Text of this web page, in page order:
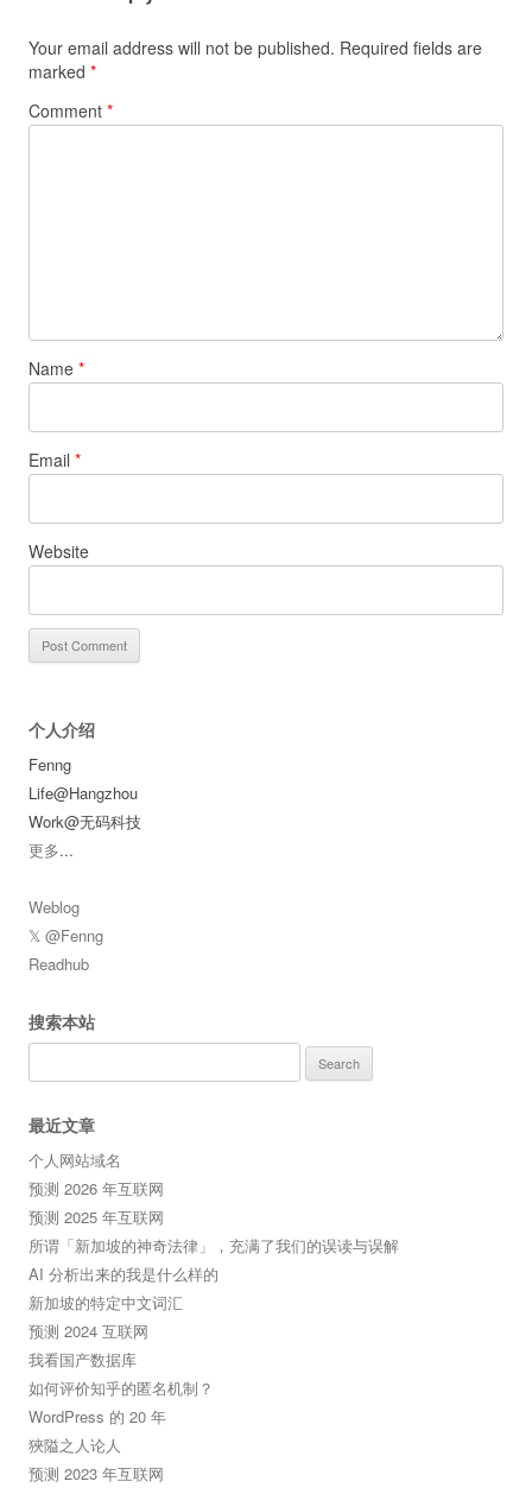
Your email address will not be published. Required fields are
marked *
Comment *
Name *
Email *
Website
个人介绍
Fenng
Life@Hangzhou
Work@无码科技
更多...
Weblog
𝕏 @Fenng
Readhub
搜索本站
for:
最近文章
个人网站域名
预测 2026 年互联网
预测 2025 年互联网
所谓「新加坡的神奇法律」，充满了我们的误读与误解
AI 分析出来的我是什么样的
新加坡的特定中文词汇
预测 2024 互联网
我看国产数据库
如何评价知乎的匿名机制？
WordPress 的 20 年
狹隘之人论人
预测 2023 年互联网